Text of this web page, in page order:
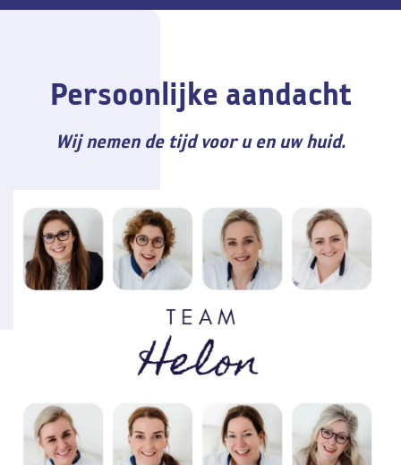
Persoonlijke aandacht
Wij nemen de tijd voor u en uw huid.